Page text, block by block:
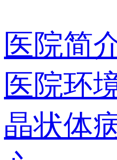
医院简
医院环
晶状体